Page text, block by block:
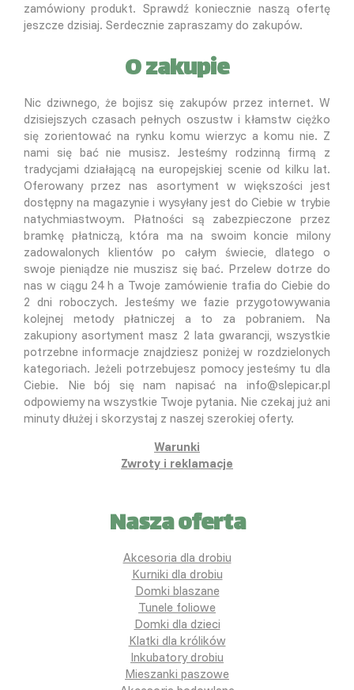
zamówiony produkt. Sprawdź koniecznie naszą ofertę
jeszcze dzisiaj. Serdecznie zapraszamy do zakupów.
O zakupie
Nic dziwnego, że bojisz się zakupów przez internet. W
dzisiejszych czasach pełnych oszustw i kłamstw ciężko
się zorientować na rynku komu wierzyc a komu nie. Z
nami się bać nie musisz. Jesteśmy rodzinną firmą z
tradycjami działającą na europejskiej scenie od kilku lat.
Oferowany przez nas asortyment w większości jest
dostępny na magazynie i wysyłany jest do Ciebie w trybie
natychmiastwoym. Płatności są zabezpieczone przez
bramkę płatniczą, która ma na swoim koncie milony
zadowalonych klientów po całym świecie, dlatego o
swoje pieniądze nie muszisz się bać. Przelew dotrze do
nas w ciągu 24 h a Twoje zamówienie trafia do Ciebie do
2 dni roboczych. Jesteśmy we fazie przygotowywania
kolejnej metody płatniczej a to za pobraniem. Na
zakupiony asortyment masz 2 lata gwarancji, wszystkie
potrzebne informacje znajdziesz poniżej w rozdzielonych
kategoriach. Jeżeli potrzebujesz pomocy jesteśmy tu dla
Ciebie. Nie bój się nam napisać na info@slepicar.pl
odpowiemy na wszystkie Twoje pytania. Nie czekaj już ani
minuty dłużej i skorzystaj z naszej szerokiej oferty.
Warunki
Zwroty i reklamacje
Nasza oferta
Akcesoria dla drobiu
Kurniki dla drobiu
Domki blaszane
Tunele foliowe
Domki dla dzieci
Klatki dla królików
Inkubatory drobiu
Mieszanki paszowe